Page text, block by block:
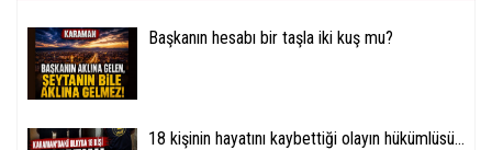
Başkanın hesabı bir taşla iki kuş mu?
18 kişinin hayatını kaybettiği olayın hükümlüsü...